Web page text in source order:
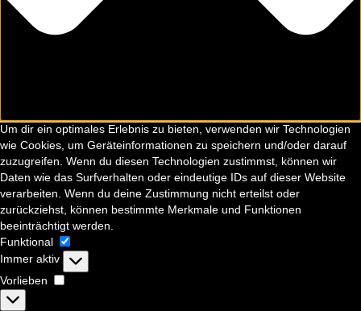
Um dir ein optimales Erlebnis zu bieten, verwenden wir Technologien
wie Cookies, um Geräteinformationen zu speichern und/oder darauf
zuzugreifen. Wenn du diesen Technologien zustimmst, können wir
Daten wie das Surfverhalten oder eindeutige IDs auf dieser Website
verarbeiten. Wenn du deine Zustimmung nicht erteilst oder
zurückziehst, können bestimmte Merkmale und Funktionen
beeinträchtigt werden.
Funktional
Funktional
Immer aktiv
Vorlieben
Vorlieben